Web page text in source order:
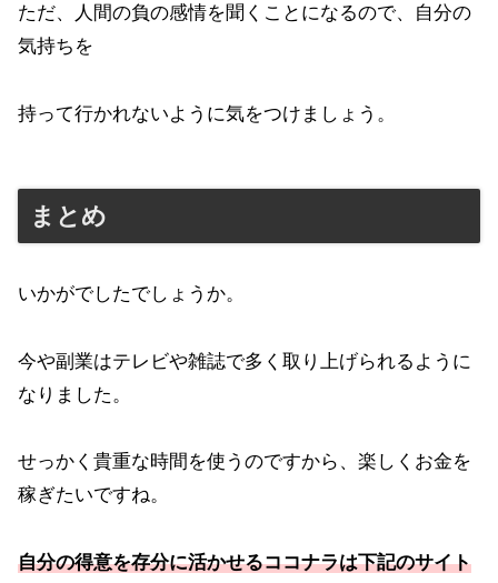
ただ、人間の負の感情を聞くことになるので、自分の
気持ちを
持って行かれないように気をつけましょう。
まとめ
いかがでしたでしょうか。
今や副業はテレビや雑誌で多く取り上げられるように
なりました。
せっかく貴重な時間を使うのですから、楽しくお金を
稼ぎたいですね。
自分の得意を存分に活かせるココナラは下記のサイト